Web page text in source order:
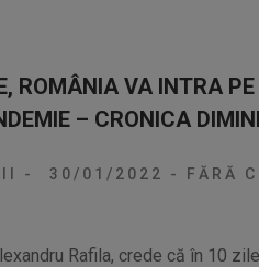
ROMÂNIA VA INTRA
– CRONICA
- 30/01/2022 - FĂRĂ
Rafila, crede că în 10